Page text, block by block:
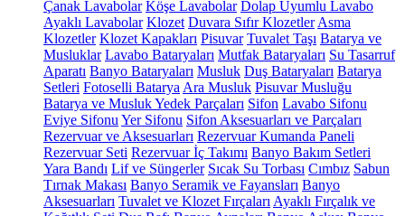
Çanak Lavabolar Köşe Lavabolar Dolap Uyumlu Lavabo
Ayaklı Lavabolar Klozet Duvara Sıfır Klozetler Asma
Klozetler Klozet Kapakları Pisuvar Tuvalet Taşı Batarya ve
Musluklar Lavabo Bataryaları Mutfak Bataryaları Su Tasarruf
Aparatı Banyo Bataryaları Musluk Duş Bataryaları Batarya
Setleri Fotoselli Batarya Ara Musluk Pisuvar Musluğu
Batarya ve Musluk Yedek Parçaları Sifon Lavabo Sifonu
Eviye Sifonu Yer Sifonu Sifon Aksesuarları ve Parçaları
Rezervuar ve Aksesuarları Rezervuar Kumanda Paneli
Rezervuar Seti Rezervuar İç Takımı Banyo Bakım Setleri
Yara Bandı Lif ve Süngerler Sıcak Su Torbası Cımbız Sabun
Tırnak Makası Banyo Seramik ve Fayansları Banyo
Aksesuarları Tuvalet ve Klozet Fırçaları Ayaklı Fırçalık ve